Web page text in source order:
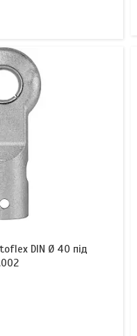
DIN Ø 40 під